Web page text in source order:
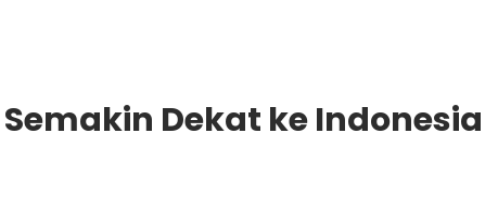
Dekat ke Indonesia